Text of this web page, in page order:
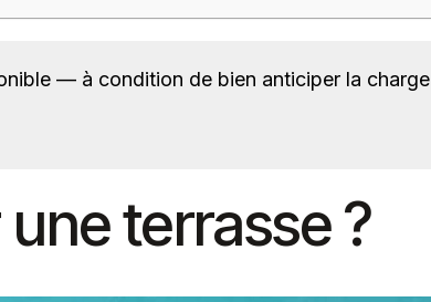
— à condition de bien anticiper la charge
terrasse ?